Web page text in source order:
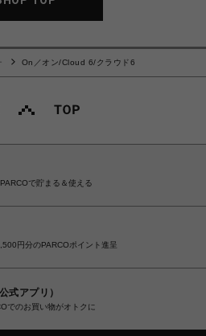
On／オン/Cloud 6/クラウド6
で貯まる＆使える
円分のPARCOポイント進呈
式アプリ）
でのお買い物がオトクに